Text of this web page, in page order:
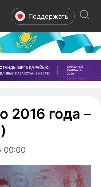
Поддержать
2016 года –
00:00